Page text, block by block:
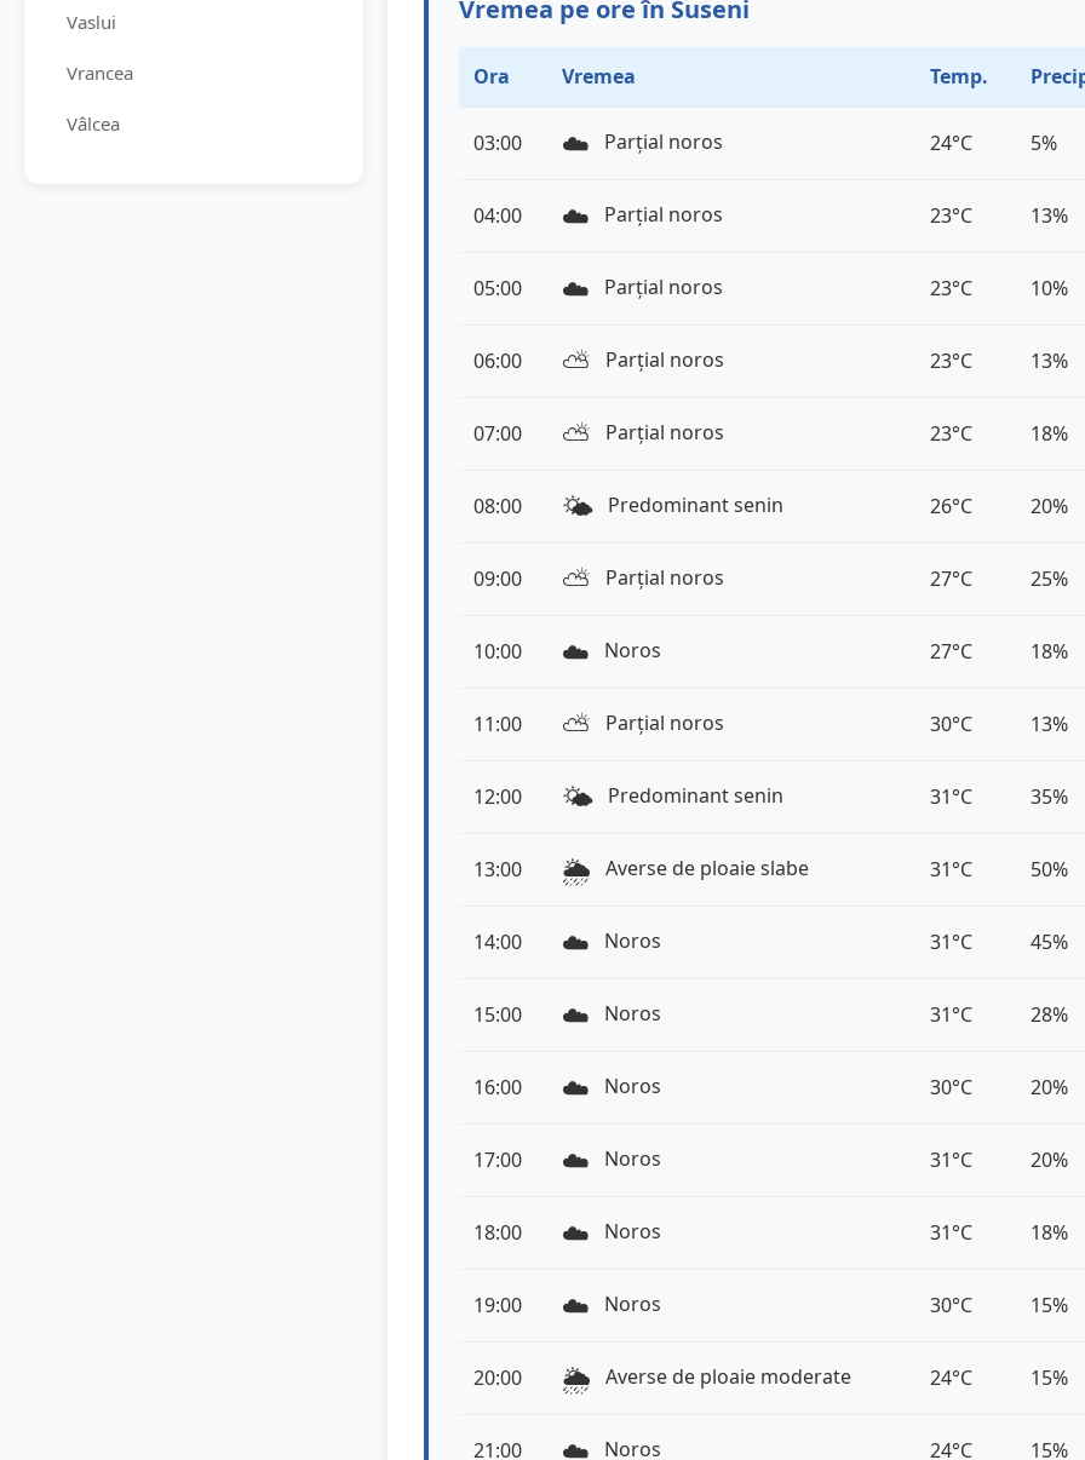
Vaslui
Vrancea
Vâlcea
Vremea pe ore în Suseni
Ora Vremea Temp.
03:00 ☁️ Parțial noros 24°C 5%
04:00 ☁️ Parțial noros 23°C 13%
05:00 ☁️ Parțial noros 23°C 10%
06:00 ⛅️ Parțial noros 23°C 13%
07:00 ⛅️ Parțial noros 23°C 18%
08:00 🌤️ Predominant senin 26°C 20%
09:00 ⛅️ Parțial noros 27°C 25%
10:00 ☁️ Noros 27°C 18%
11:00 ⛅️ Parțial noros 30°C 13%
12:00 🌤️ Predominant senin 31°C 35%
13:00 🌦️ Averse de ploaie slabe 31°C 50%
14:00 ☁️ Noros 31°C 45%
15:00 ☁️ Noros 31°C 28%
16:00 ☁️ Noros 30°C 20%
17:00 ☁️ Noros 31°C 20%
18:00 ☁️ Noros 31°C 18%
19:00 ☁️ Noros 30°C 15%
20:00 🌦️ Averse de ploaie moderate 24°C 15%
21:00 ☁️ Noros 24°C 15%